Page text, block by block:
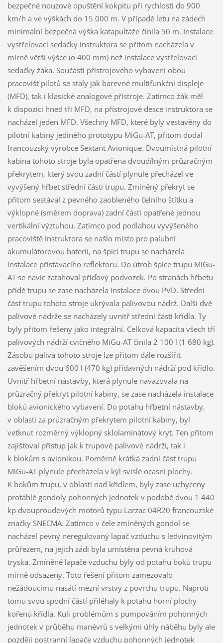
bezpečné nouzové opuštění kokpitu při rychlosti do 900
km/h a ve výškách do 15 000 m. V případě letu na zádech
minimální bezpečná výška katapultáže činila 50 m. Instalace
vystřelovací sedačky instruktora se přitom nacházela v
mírně větší výšce (o 400 mm) než instalace vystřelovací
sedačky žáka. Součástí přístrojového vybavení obou
pracovišť pilotů se staly jak barevné multifunkční displeje
(MFD), tak i klasické analogové přístroje. Zatímco žák měl
k dispozici hned tři MFD, na přístrojové desce instruktora se
nacházel jeden MFD. Všechny MFD, které byly vestavěny do
pilotní kabiny jediného prototypu MiGu-AT, přitom dodal
francouzský výrobce Sextant Avionique. Dvoumístná pilotní
kabina tohoto stroje byla opatřena dvoudílným průzračným
překrytem, který svou zadní částí plynule přecházel ve
vyvýšený hřbet střední části trupu. Zmíněný překryt se
přitom sestával z pevného zaobleného čelního štítku a
výklopné (směrem doprava) zadní části opatřené jednou
vertikální výztuhou. Zatímco pod podlahou vyvýšeného
pracoviště instruktora se našlo místo pro palubní
akumulátorovou baterii, na špici trupu se nacházela
instalace přistávacího reflektoru. Do útrob špice trupu MiGu-
AT se navíc zatahoval příďový podvozek. Po stranách hřbetu
přídě trupu se zase nacházela instalace dvou PVD. Střední
část trupu tohoto stroje ukrývala palivovou nádrž. Další dvě
palivové nádrže se nacházely uvnitř střední části křídla. Ty
byly přitom řešeny jako integrální. Celková kapacita všech tří
palivových nádrží cvičného MiGu-AT činila 2 100 l (1 680 kg).
Zásobu paliva tohoto stroje lze přitom dále rozšířit
zavěšením dvou 600 l (470 kg) přídavných nádrží pod křídlo.
Uvnitř hřbetní nástavby, která plynule navazovala na
průzračný překryt pilotní kabiny, se zase nacházela instalace
bloků avionického vybavení. Do potahu hřbetní nástavby,
v oblasti za průzračným překrytem pilotní kabiny, byl
vetknut rozměrný výklopný sklolaminátový kryt. Ten přitom
zajišťoval přístup jak k trupové palivové nádrži, tak i
k blokům s avionikou. Poměrně krátká zadní část trupu
MiGu-AT plynule přecházela v kýl svislé ocasní plochy.
K bokům trupu, v oblasti nad křídlem, byly zase uchyceny
protáhlé gondoly pohonných jednotek v podobě dvou 1 440
kp dvouproudových motorů typu Larzac 04R20 francouzské
značky SNECMA. Zatímco v čele zmíněných gondol se
nacházel pevný neregulovaný lapač vzduchu s ledvinovitým
průřezem, na jejich zádi byla umístěna pevná kruhová
tryska. Zmíněné lapače vzduchu byly od potahu boků trupu
mírně odsazeny. Toto řešení přitom zamezovalo
nežádoucímu nasátí mezní vrstvy z povrchu trupu. Naproti
tomu svou spodní částí přiléhaly k potahu horní plochy
kořenů křídla. Kuli problémům s pumpováním pohonných
jednotek v průběhu manévrů s velkými úhly náběhu byly ale
později postranní lapače vzduchu pohonných jednotek